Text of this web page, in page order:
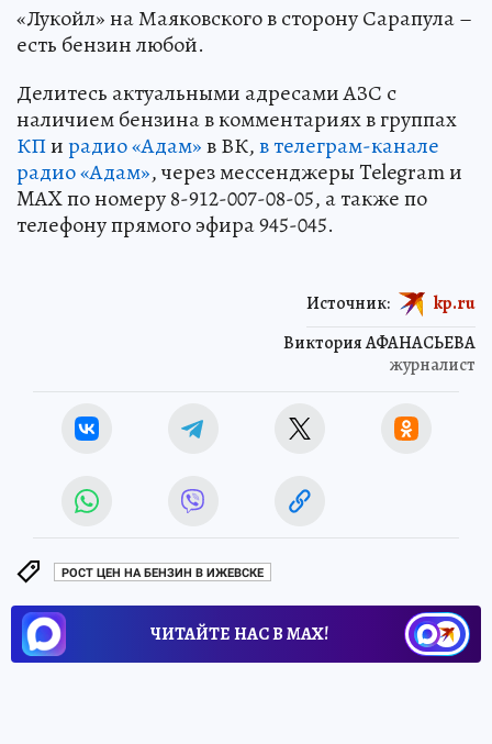
«Лукойл» на Маяковского в сторону Сарапула –
есть бензин любой.
Делитесь актуальными адресами АЗС с
наличием бензина в комментариях в группах
КПирадио «Адам»в ВК,в телеграм-канале
радио «Адам», через мессенджеры Telegram и
MAX по номеру 8-912-007-08-05, а также по
телефону прямого эфира 945-045.
Виктория АФАНАСЬЕВА
журналист
Источник: kp.ru
РОСТ ЦЕН НА БЕНЗИН В ИЖЕВСКЕ
ЧИТАЙТЕ НАС В МАХ!